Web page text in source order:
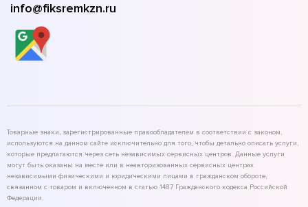
info@fiksremkzn.ru
Товарные знаки, зарегистрированные правообладателем в соответствии с законом,
используются на данном сайте исключительно для того, чтобы детально описать услуги,
которые предлагаются через сеть независимых сервисных центров. Данные услуги
могут быть оказаны на месте или в неавторизованных сервисных центрах
независимыми физическими и юридическими лицами в гражданском обороте,
связанном с товаром и включенном в статью 1487 Гражданского кодекса Российской
Федерации.